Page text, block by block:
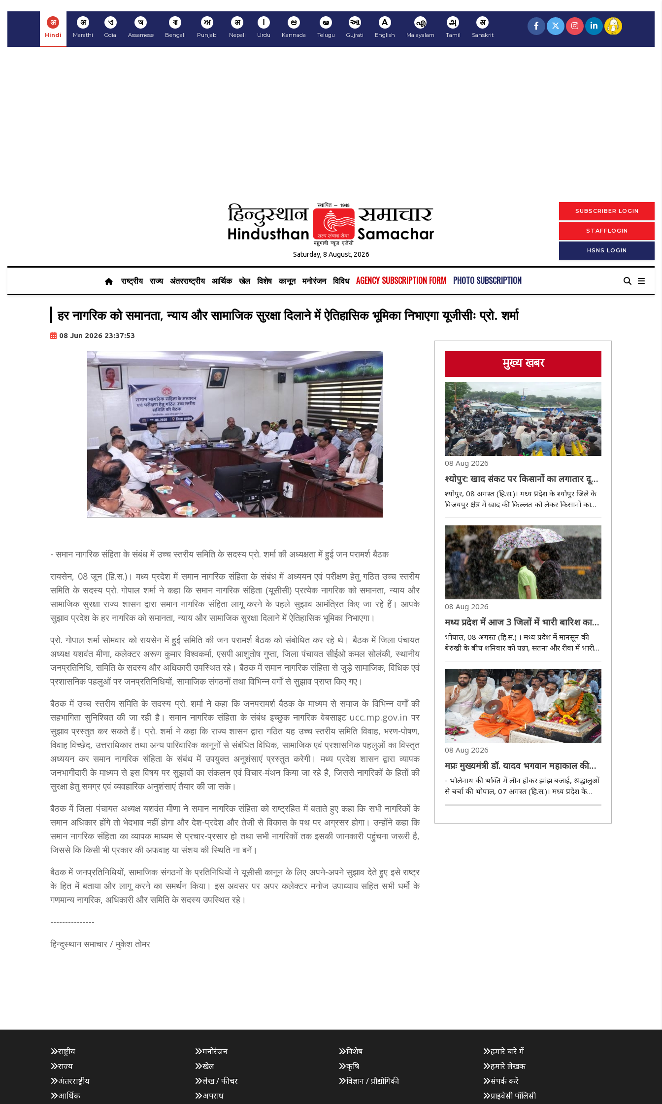
अ
Hindi
अ
Marathi
ଏ
Odia
অ
Assamese
বা
Bengali
ਅ
Punjabi
अ
Nepali
ا
Urdu
ಆ
Kannada
ఆ
Telugu
આ
Gujrati
A
English
എ
Malayalam
அ
Tamil
अ
Sanskrit
Saturday, 8 August, 2026
SUBSCRIBER LOGIN
STAFFLOGIN
HSNS LOGIN
राष्ट्रीय राज्य अंतरराष्ट्रीय आर्थिक खेल विशेष कानून मनोरंजन विविध AGENCY SUBSCRIPTION FORM PHOTO SUBSCRIPTION
हर नागरिक को समानता, न्याय और सामाजिक सुरक्षा दिलाने में ऐतिहासिक भूमिका निभाएगा यूजीसीः प्रो. शर्मा
08 Jun 2026 23:37:53
- समान नागरिक संहिता के संबंध में उच्च स्तरीय समिति के सदस्य प्रो. शर्मा की अध्यक्षता में हुई जन परामर्श बैठक
रायसेन, 08 जून (हि.स.)। मध्य प्रदेश में समान नागरिक संहिता के संबंध में अध्ययन एवं परीक्षण हेतु गठित उच्च स्तरीय
समिति के सदस्य प्रो. गोपाल शर्मा ने कहा कि समान नागरिक संहिता (यूसीसी) प्रत्येक नागरिक को समानता, न्याय और
सामाजिक सुरक्षा राज्य शासन द्वारा समान नागरिक संहिता लागू करने के पहले सुझाव आमंत्रित किए जा रहे हैं। आपके
सुझाव प्रदेश के हर नागरिक को समानता, न्याय और सामाजिक सुरक्षा दिलाने में ऐतिहासिक भूमिका निभाएगा।
प्रो. गोपाल शर्मा सोमवार को रायसेन में हुई समिति की जन परामर्श बैठक को संबोधित कर रहे थे। बैठक में जिला पंचायत
अध्यक्ष यशवंत मीणा, कलेक्टर अरूण कुमार विश्वकर्मा, एसपी आशुतोष गुप्ता, जिला पंचायत सीईओ कमल सोलंकी, स्थानीय
जनप्रतिनिधि, समिति के सदस्य और अधिकारी उपस्थित रहे। बैठक में समान नागरिक संहिता से जुड़े सामाजिक, विधिक एवं
प्रशासनिक पहलुओं पर जनप्रतिनिधियों, सामाजिक संगठनों तथा विभिन्न वर्गों से सुझाव प्राप्त किए गए।
बैठक में उच्च स्तरीय समिति के सदस्य प्रो. शर्मा ने कहा कि जनपरामर्श बैठक के माध्यम से समाज के विभिन्न वर्गों की
सहभागिता सुनिश्चित की जा रही है। समान नागरिक संहिता के संबंध इच्छुक नागरिक वेबसाइट ucc.mp.gov.in पर
सुझाव प्रस्तुत कर सकते हैं। प्रो. शर्मा ने कहा कि राज्य शासन द्वारा गठित यह उच्च स्तरीय समिति विवाह, भरण-पोषण,
विवाह विच्छेद, उत्तराधिकार तथा अन्य पारिवारिक कानूनों से संबंधित विधिक, सामाजिक एवं प्रशासनिक पहलुओं का विस्तृत
अध्ययन कर समान नागरिक संहिता के संबंध में उपयुक्त अनुशंसाएं प्रस्तुत करेगी। मध्य प्रदेश शासन द्वारा व्यापक
जनभागीदारी के माध्यम से इस विषय पर सुझावों का संकलन एवं विचार-मंथन किया जा रहे है, जिससे नागरिकों के हितों की
सुरक्षा हेतु समग्र एवं व्यवहारिक अनुशंसाएं तैयार की जा सके।
बैठक में जिला पंचायत अध्यक्ष यशवंत मीणा ने समान नागरिक संहिता को राष्ट्रहित में बताते हुए कहा कि सभी नागरिकों के
समान अधिकार होंगे तो भेदभाव नहीं होगा और देश-प्रदेश और तेजी से विकास के पथ पर अग्रसर होगा। उन्होंने कहा कि
समान नागरिक संहिता का व्यापक माध्यम से प्रचार-प्रसार हो तथा सभी नागरिकों तक इसकी जानकारी पहुंचना जरूरी है,
जिससे कि किसी भी प्रकार की अफवाह या संशय की स्थिति ना बनें।
बैठक में जनप्रतिनिधियों, सामाजिक संगठनों के प्रतिनिधियों ने यूसीसी कानून के लिए अपने-अपने सुझाव देते हुए इसे राष्ट्र
के हित में बताया और लागू करने का समर्थन किया। इस अवसर पर अपर कलेक्टर मनोज उपाध्याय सहित सभी धर्मो के
गणमान्य नागरिक, अधिकारी और समिति के सदस्य उपस्थित रहे।
---------------
हिन्दुस्थान समाचार / मुकेश तोमर
मुख्य खबर
08 Aug 2026
श्योपुर: खाद संकट पर किसानों का लगातार दूसरे
दिन प्रदर्शन, कुंवारी पुल पर
चक्काजाम, आवागमन बाधित
श्योपुर, 08 अगस्त (हि.स.)। मध्य प्रदेश के श्याेपुर जिले के
विजयपुर क्षेत्र में खाद की किल्लत को लेकर किसानों का
आक्रोश लगातार बढ़ता जा रहा है। शनिवार काे बड़ी संख्या
में किसानों ने खाद की मांग को लेकर कुंवारी पुल पर
चक्काजाम कर दिया। प्रदर्शन के ..
08 Aug 2026
मध्य प्रदेश में आज 3 जिलों में भारी बारिश का
अलर्ट, पन्ना-सतना-रीवा में 4 इंच तक बरसेंगे
बादल
भोपाल, 08 अगस्त (हि.स.) । मध्य प्रदेश में मानसून की
बेरुखी के बीच शनिवार को पन्ना, सतना और रीवा में भारी
बारिश का अलर्ट जारी किया गया है। मौसम विभाग ने इन
तीनों जिलों में अगले 24 घंटे के दौरान 4 इंच तक बारिश का
अनुमान जताया है। वहीं भोपाल, इंदौर, ..
08 Aug 2026
मप्रः मुख्यमंत्री डॉ. यादव भगवान महाकाल की
शयन आरती में हुए शामिल
- भोलेनाथ की भक्ति में लीन होकर झांझ बजाई, श्रद्धालुओं
से चर्चा की भोपाल, 07 अगस्त (हि.स.)। मध्य प्रदेश के
मुख्यमंत्री डॉ. मोहन यादव ने शुक्रवार की रात उज्जैन प्रवास
गर्भगृह में पहुंचकर..
राष्ट्रीय
राज्य
अंतरराष्ट्रीय
आर्थिक
मनोरंजन
खेल
लेख / फीचर
अपराध
विशेष
कृषि
विज्ञान / प्रौद्योगिकी
हमारे बारे में
हमारे लेखक
संपर्क करें
प्राइवेसी पॉलिसी